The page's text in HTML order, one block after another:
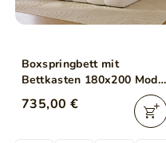
Boxspringbett mit
Bettkasten 180x200 Modo
Beige
735,00 €